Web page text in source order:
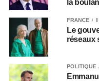
la
FRANCE
Le
réseaux
POLITIQUE